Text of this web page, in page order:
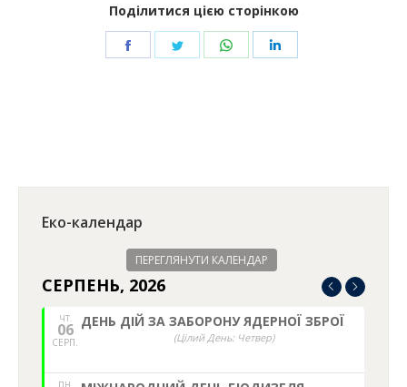
Поділитися цією сторінкою
Share
Share
Share
Еко-календар
ПЕРЕГЛЯНУТИ КАЛЕНДАР
СЕРПЕНЬ, 2026
ЧТ.
06
СЕРП.
ДЕНЬ ДІЙ ЗА ЗАБОРОНУ ЯДЕРНОЇ ЗБРОЇ
(Цілий День: Четвер)